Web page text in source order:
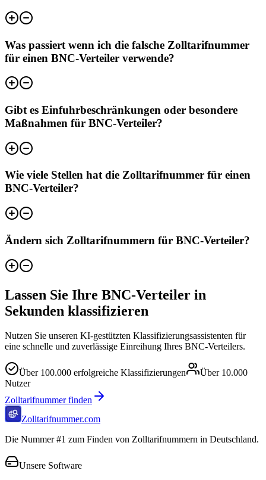
Was passiert wenn ich die falsche Zolltarifnummer
für einen BNC-Verteiler verwende?
Gibt es Einfuhrbeschränkungen oder besondere
Maßnahmen für BNC-Verteiler?
Wie viele Stellen hat die Zolltarifnummer für einen
BNC-Verteiler?
Ändern sich Zolltarifnummern für BNC-Verteiler?
Lassen Sie Ihre BNC-Verteiler in
Sekunden klassifizieren
Nutzen Sie unseren KI-gestützten Klassifizierungsassistenten für
eine schnelle und zuverlässige Einreihung Ihres BNC-Verteilers.
Über 100.000 erfolgreiche Klassifizierungen Über 10.000
Nutzer
Zolltarifnummer finden
Zolltarifnummer.com
Die Nummer #1 zum Finden von Zolltarifnummern in Deutschland.
Unsere Software